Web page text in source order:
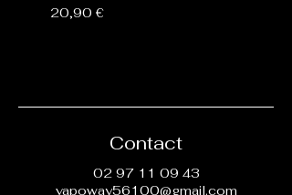
Prix
20,90 €
Contact
02 97 11 09 43
vapoway56100@gmail.com